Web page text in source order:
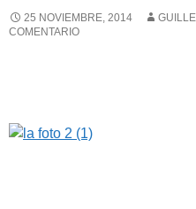
25 NOVIEMBRE, 2014
COMENTARIO